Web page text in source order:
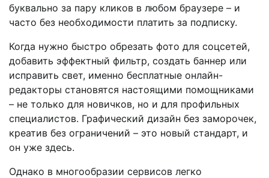
буквально за пару кликов в любом браузере – и
часто без необходимости платить за подписку.
Когда нужно быстро обрезать фото для соцсетей,
добавить эффектный фильтр, создать баннер или
исправить свет, именно бесплатные онлайн-
редакторы становятся настоящими помощниками
– не только для новичков, но и для профильных
специалистов. Графический дизайн без заморочек,
креатив без ограничений – это новый стандарт, и
он уже здесь.
Однако в многообразии сервисов легко